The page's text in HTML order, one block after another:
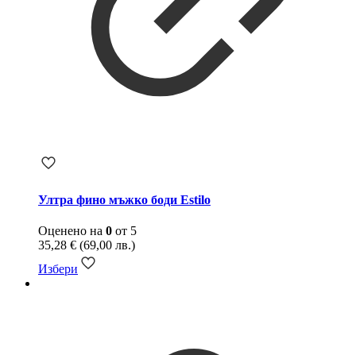
Ултра фино мъжко боди Estilo
Оценено на 0 от 5
35,28 € (69,00 лв.)
Избери